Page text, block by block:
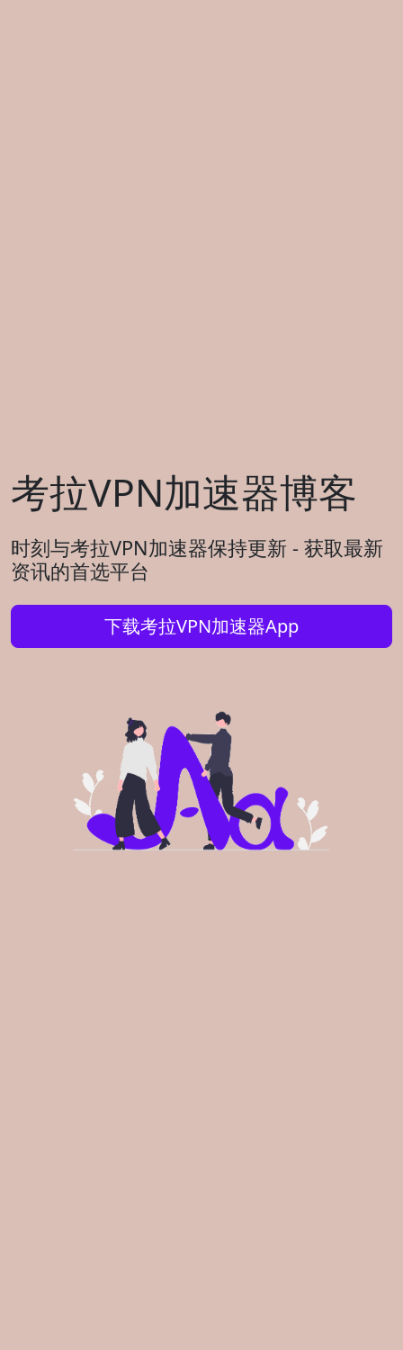
考拉VPN加速器博客
时刻与考拉VPN加速器保持更新 - 获取最新
资讯的首选平台
下载考拉VPN加速器App